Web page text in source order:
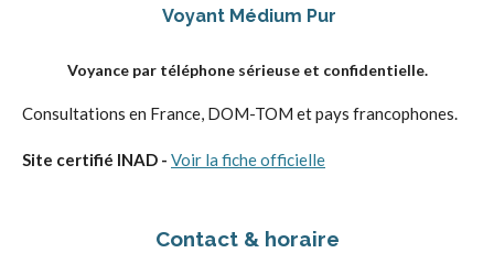
Voyant Médium Pur
Voyance par téléphone sérieuse et confidentielle.
Consultations en France, DOM-TOM et pays francophones.
Site certifié INAD - Voir la fiche officielle
Contact & horaire